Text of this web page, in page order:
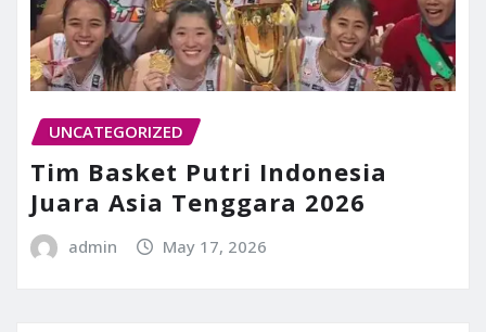
UNCATEGORIZED
Tim Basket Putri Indonesia
Juara Asia Tenggara 2026
admin May 17, 2026